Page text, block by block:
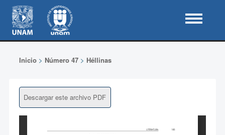
Inicio> Número 47> Héllinas
Descargar este archivo PDF